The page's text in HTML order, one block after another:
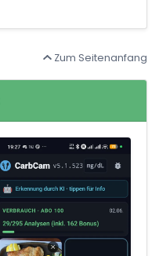
Zum Seitenanfang